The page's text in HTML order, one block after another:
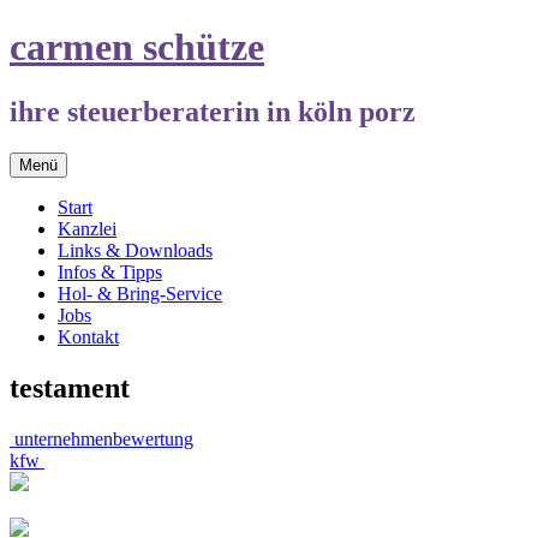
zum
carmen schütze
ihre steuerberaterin in köln porz
Menü
Start
Kanzlei
Links & Downloads
Infos & Tipps
Hol- & Bring-Service
Jobs
Kontakt
testament
Beitrags-
Navigation
unternehmenbewertung
kfw